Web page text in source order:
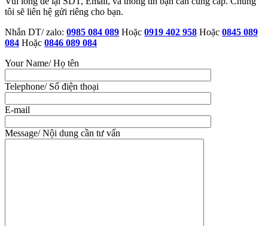
tôi sẽ liên hệ gửi riêng cho bạn.
Nhắn DT/ zalo: 0985 084 089 Hoặc 0919 402 958 Hoặc 0845 089
084 Hoặc 0846 089 084
Your Name/ Họ tên
Telephone/ Số điện thoại
E-mail
Message/ Nội dung cần tư vấn